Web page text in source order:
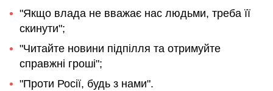
"Якщо влада не вважає нас людьми, треба її
скинути";
"Читайте новини підпілля та отримуйте
справжні гроші";
"Проти Росії, будь з нами".